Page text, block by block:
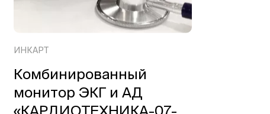
ИНКАРТ
Комбинированный
монитор ЭКГ и АД
«КАРДИОТЕХНИКА-07-